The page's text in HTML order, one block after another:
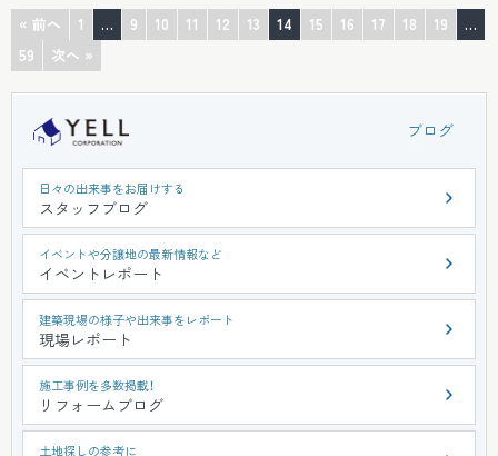
« 前へ 1 … 9 10 11 12 13 14 15 16 17 18 19
…
59
次へ »
ブログ
日々の出来事をお届けする
スタッフブログ
イベントや分譲地の最新情報など
イベントレポート
建築現場の様子や出来事をレポート
現場レポート
施工事例を多数掲載！
リフォームブログ
土地探しの参考に